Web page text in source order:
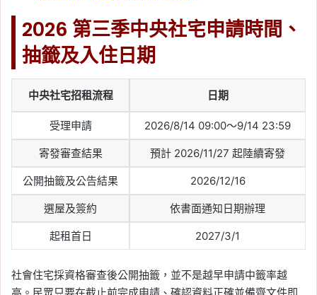
2026 第三季中央社宅申請時間、
抽籤及入住日期
中央社宅招租流程 日期
受理申請 2026/8/14 09:00～9/14 23:59
寄發審查結果 預計 2026/11/27 起陸續寄發
公開抽籤及公告結果 2026/12/16
選屋及簽約 依書面通知日期辦理
起租首日 2027/3/1
社會住宅採資格審查後公開抽籤，並不是越早申請中籤率越